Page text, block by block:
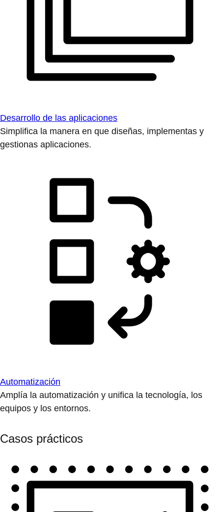
Desarrollo de las aplicaciones
Simplifica la manera en que diseñas, implementas y
gestionas aplicaciones.
Automatización
Amplía la automatización y unifica la tecnología, los
equipos y los entornos.
Casos prácticos